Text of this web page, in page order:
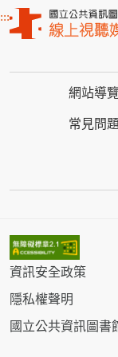
:::
網站導
常見問題
資訊安全政策
隱私權聲明
國立公共資訊圖書